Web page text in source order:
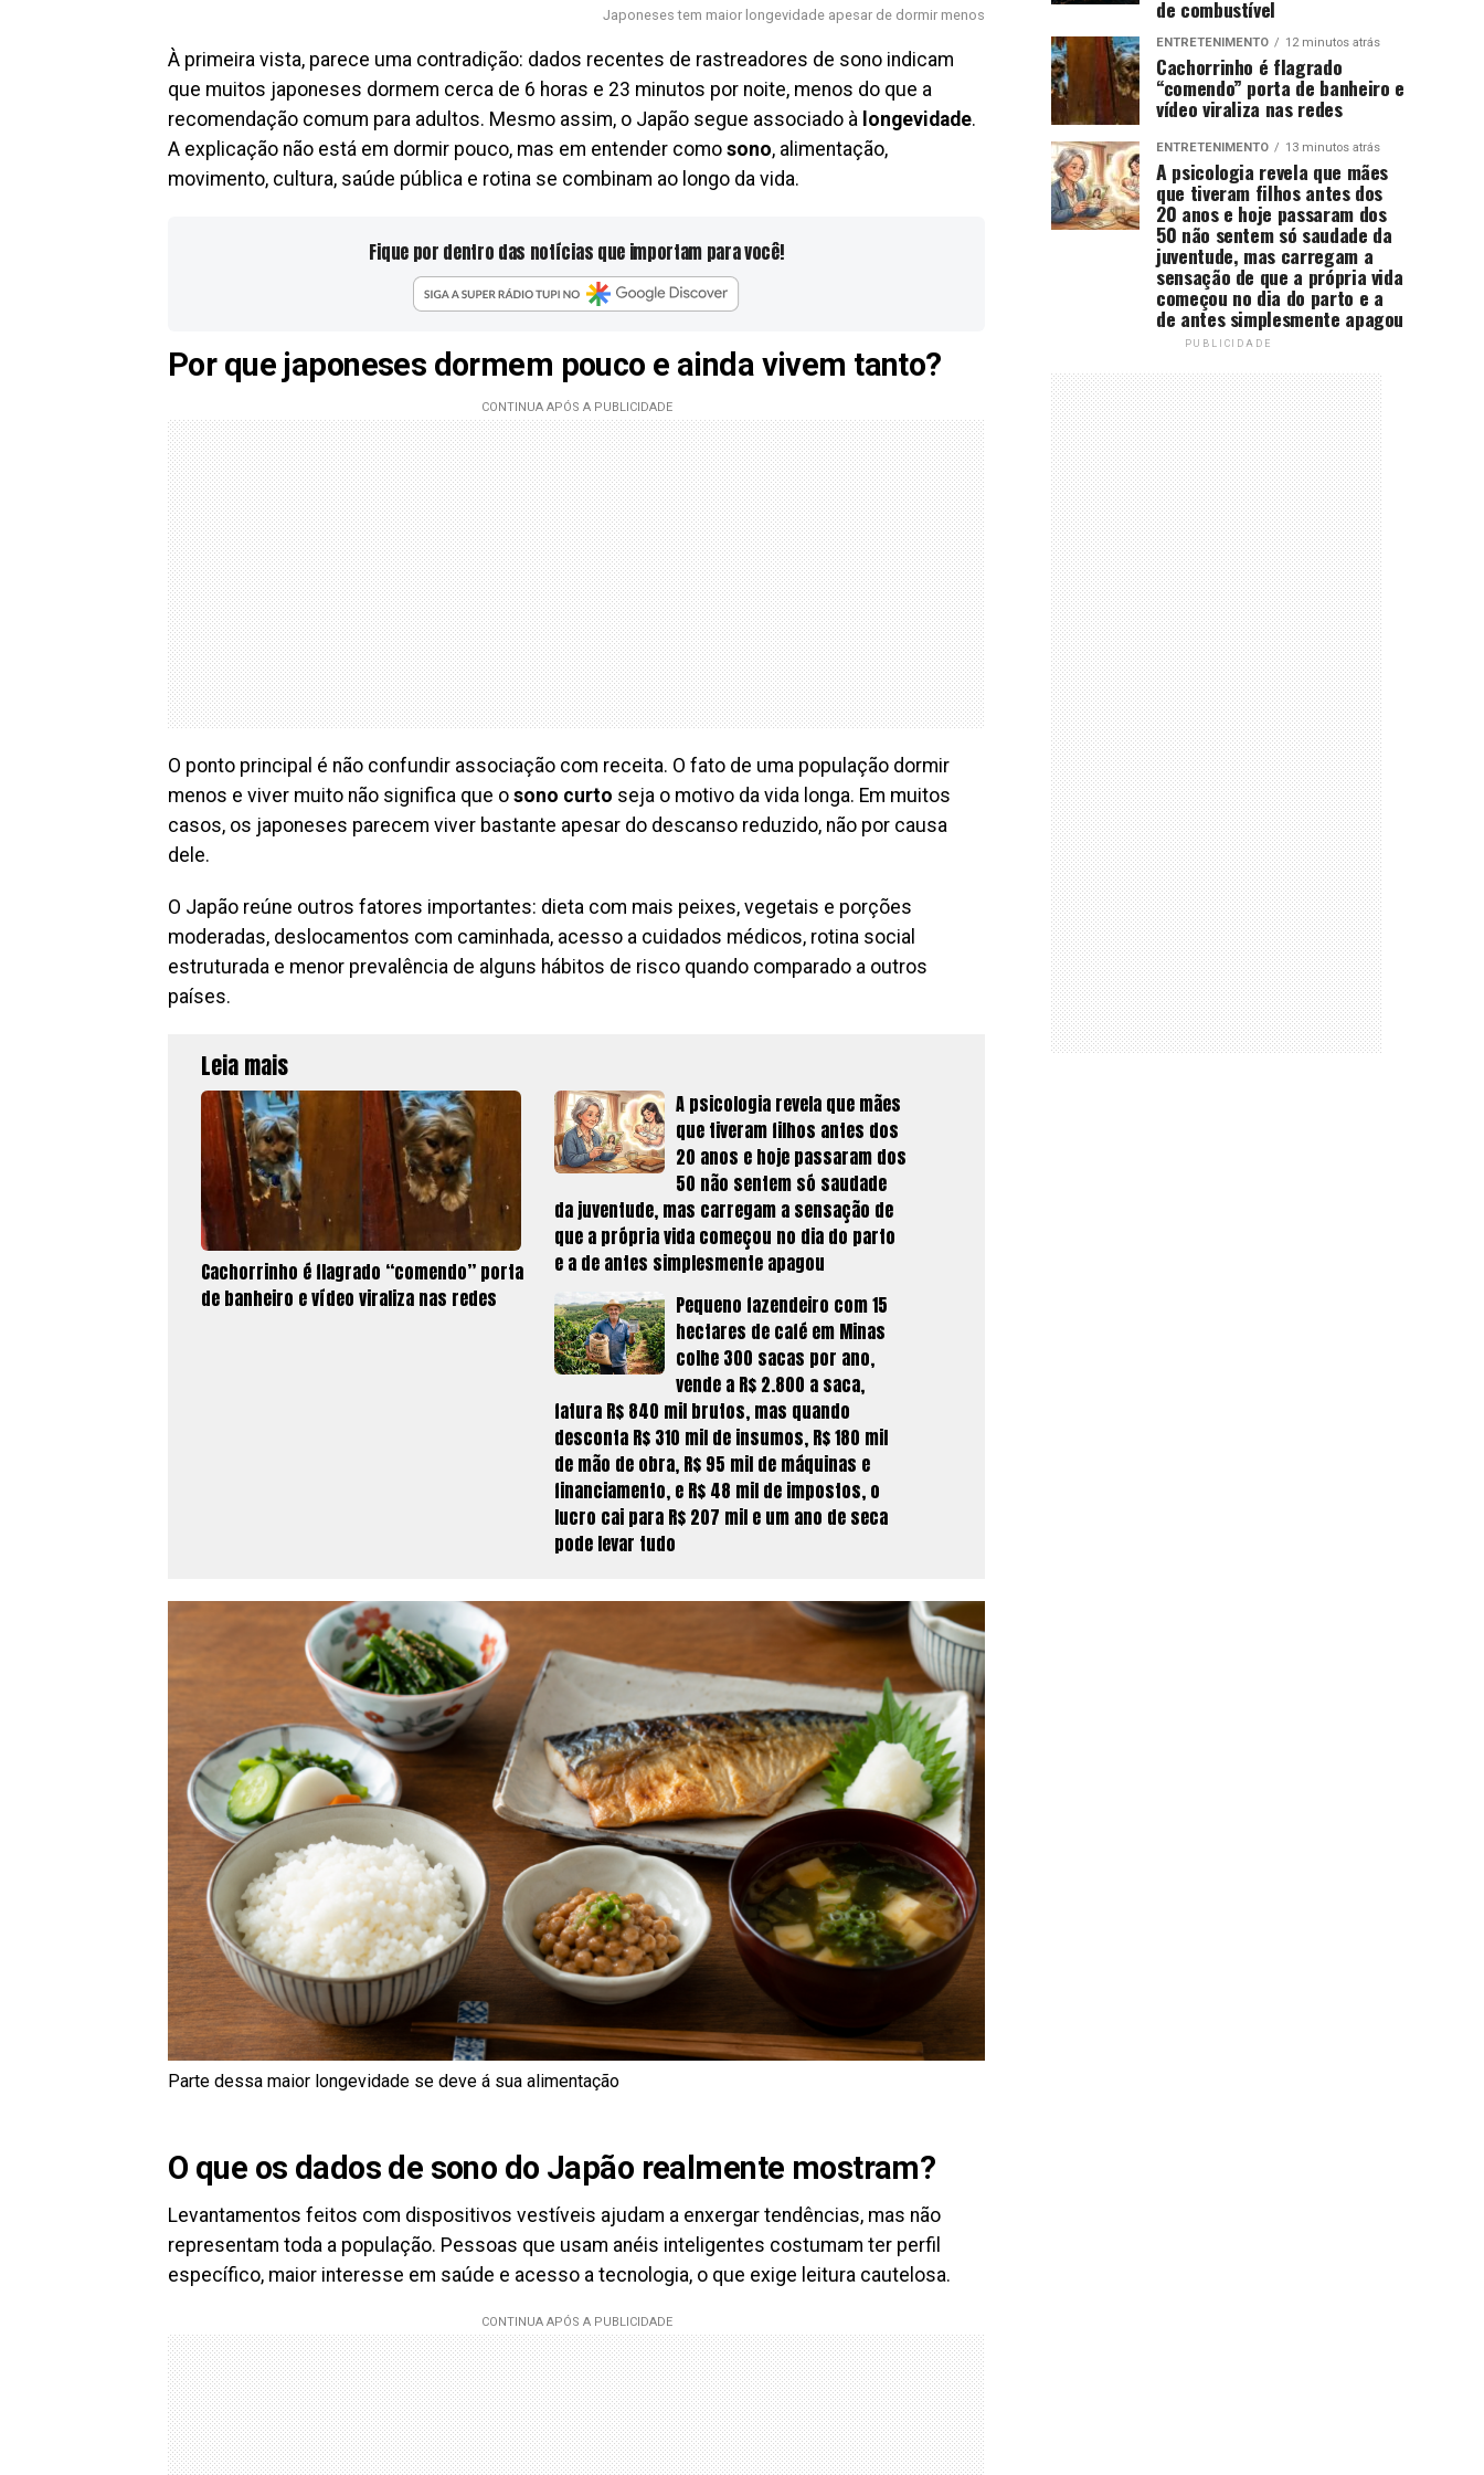
Japoneses tem maior longevidade apesar de dormir menos
À primeira vista, parece uma contradição: dados recentes de rastreadores de sono indicam
que muitos japoneses dormem cerca de 6 horas e 23 minutos por noite, menos do que a
recomendação comum para adultos. Mesmo assim, o Japão segue associado à longevidade.
A explicação não está em dormir pouco, mas em entender como sono, alimentação,
movimento, cultura, saúde pública e rotina se combinam ao longo da vida.
Fique por dentro das notícias que importam para você!
Por que japoneses dormem pouco e ainda vivem tanto?
O ponto principal é não confundir associação com receita. O fato de uma população dormir
menos e viver muito não significa que o sono curto seja o motivo da vida longa. Em muitos
casos, os japoneses parecem viver bastante apesar do descanso reduzido, não por causa
dele.
O Japão reúne outros fatores importantes: dieta com mais peixes, vegetais e porções
moderadas, deslocamentos com caminhada, acesso a cuidados médicos, rotina social
estruturada e menor prevalência de alguns hábitos de risco quando comparado a outros
países.
Leia mais
Cachorrinho é flagrado “comendo” porta
de banheiro e vídeo viraliza nas redes
A psicologia revela que mães
que tiveram filhos antes dos
20 anos e hoje passaram dos
50 não sentem só saudade
da juventude, mas carregam a sensação de
que a própria vida começou no dia do parto
e a de antes simplesmente apagou
Pequeno fazendeiro com 15
hectares de café em Minas
colhe 300 sacas por ano,
vende a R$ 2.800 a saca,
fatura R$ 840 mil brutos, mas quando
desconta R$ 310 mil de insumos, R$ 180 mil
de mão de obra, R$ 95 mil de máquinas e
financiamento, e R$ 48 mil de impostos, o
lucro cai para R$ 207 mil e um ano de seca
pode levar tudo
Parte dessa maior longevidade se deve á sua alimentação
O que os dados de sono do Japão realmente mostram?
Levantamentos feitos com dispositivos vestíveis ajudam a enxergar tendências, mas não
representam toda a população. Pessoas que usam anéis inteligentes costumam ter perfil
específico, maior interesse em saúde e acesso a tecnologia, o que exige leitura cautelosa.
de combustível
ENTRETENIMENTO 12 minutos atrás
Cachorrinho é flagrado
“comendo” porta de banheiro e
vídeo viraliza nas redes
ENTRETENIMENTO 13 minutos atrás
A psicologia revela que mães
que tiveram filhos antes dos
20 anos e hoje passaram dos
50 não sentem só saudade da
juventude, mas carregam a
sensação de que a própria vida
começou no dia do parto e a
de antes simplesmente apagou
PUBLICIDADE